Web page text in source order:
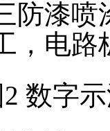
2 数字